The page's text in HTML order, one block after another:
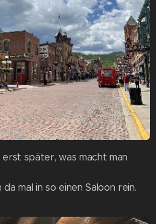
später, was macht man
mal in so einen Saloon rein.